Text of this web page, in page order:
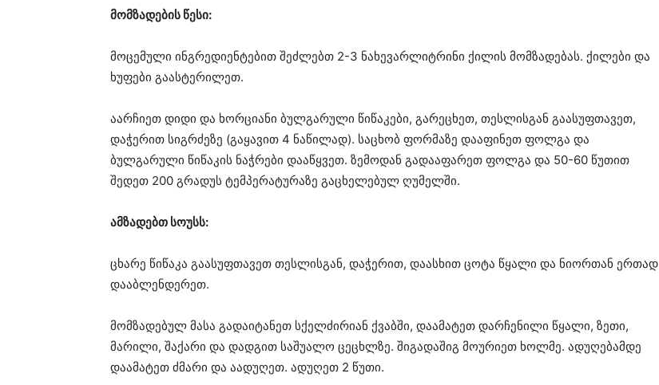
მომზადების წესი:
მოცემული ინგრედიენტებით შეძლებთ 2-3 ნახევარლიტრინი ქილის მომზადებას. ქილები და
ხუფები გაასტერილეთ.
აარჩიეთ დიდი და ხორციანი ბულგარული წიწაკები, გარეცხეთ, თესლისგან გაასუფთავეთ,
დაჭერით სიგრძეზე (გაყავით 4 ნაწილად). საცხობ ფორმაზე დააფინეთ ფოლგა და
ბულგარული წიწაკის ნაჭრები დააწყვეთ. ზემოდან გადააფარეთ ფოლგა და 50-60 წუთით
შედეთ 200 გრადუს ტემპერატურაზე გაცხელებულ ღუმელში.
ამზადებთ სოუსს:
ცხარე წიწაკა გაასუფთავეთ თესლისგან, დაჭერით, დაასხით ცოტა წყალი და ნიორთან ერთად
დააბლენდერეთ.
მომზადებულ მასა გადაიტანეთ სქელძირიან ქვაბში, დაამატეთ დარჩენილი წყალი, ზეთი,
მარილი, შაქარი და დადგით საშუალო ცეცხლზე. შიგადაშიგ მოურიეთ ხოლმე. ადუღებამდე
დაამატეთ ძმარი და აადუღეთ. ადუღეთ 2 წუთი.